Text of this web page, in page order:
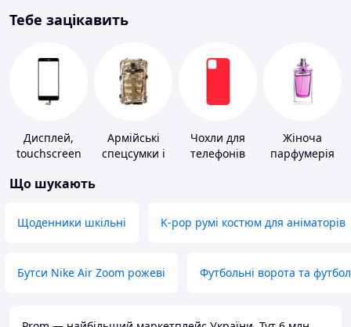
Тебе зацікавить
Дисплей,
touchscreen
Армійські
спецсумки і
Чохли для
телефонів
Жіноча
парфумерія
Що шукають
Щоденники шкільні K-pop румі костюм для аніматорів
Бутси Nike Air Zoom рожеві Футбольні ворота та